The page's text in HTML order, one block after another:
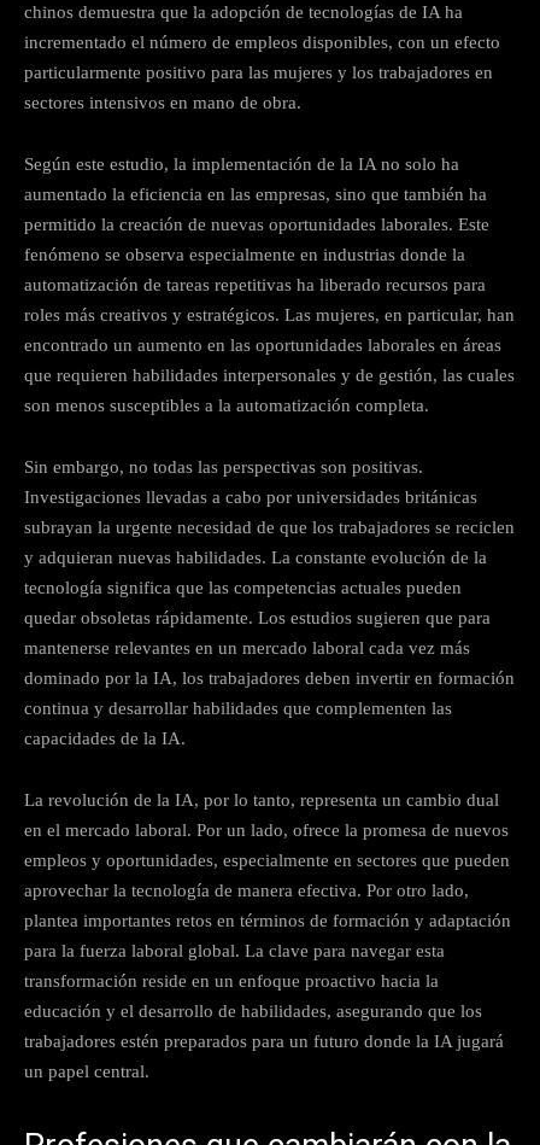
chinos demuestra que la adopción de tecnologías de IA ha
incrementado el número de empleos disponibles, con un efecto
particularmente positivo para las mujeres y los trabajadores en
sectores intensivos en mano de obra.
Según este estudio, la implementación de la IA no solo ha
aumentado la eficiencia en las empresas, sino que también ha
permitido la creación de nuevas oportunidades laborales. Este
fenómeno se observa especialmente en industrias donde la
automatización de tareas repetitivas ha liberado recursos para
roles más creativos y estratégicos. Las mujeres, en particular, han
encontrado un aumento en las oportunidades laborales en áreas
que requieren habilidades interpersonales y de gestión, las cuales
son menos susceptibles a la automatización completa.
Sin embargo, no todas las perspectivas son positivas.
Investigaciones llevadas a cabo por universidades británicas
subrayan la urgente necesidad de que los trabajadores se reciclen
y adquieran nuevas habilidades. La constante evolución de la
tecnología significa que las competencias actuales pueden
quedar obsoletas rápidamente. Los estudios sugieren que para
mantenerse relevantes en un mercado laboral cada vez más
dominado por la IA, los trabajadores deben invertir en formación
continua y desarrollar habilidades que complementen las
capacidades de la IA.
La revolución de la IA, por lo tanto, representa un cambio dual
en el mercado laboral. Por un lado, ofrece la promesa de nuevos
empleos y oportunidades, especialmente en sectores que pueden
aprovechar la tecnología de manera efectiva. Por otro lado,
plantea importantes retos en términos de formación y adaptación
para la fuerza laboral global. La clave para navegar esta
transformación reside en un enfoque proactivo hacia la
educación y el desarrollo de habilidades, asegurando que los
trabajadores estén preparados para un futuro donde la IA jugará
un papel central.